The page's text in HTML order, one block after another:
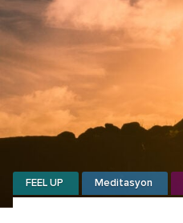
FEEL UP Meditasyon